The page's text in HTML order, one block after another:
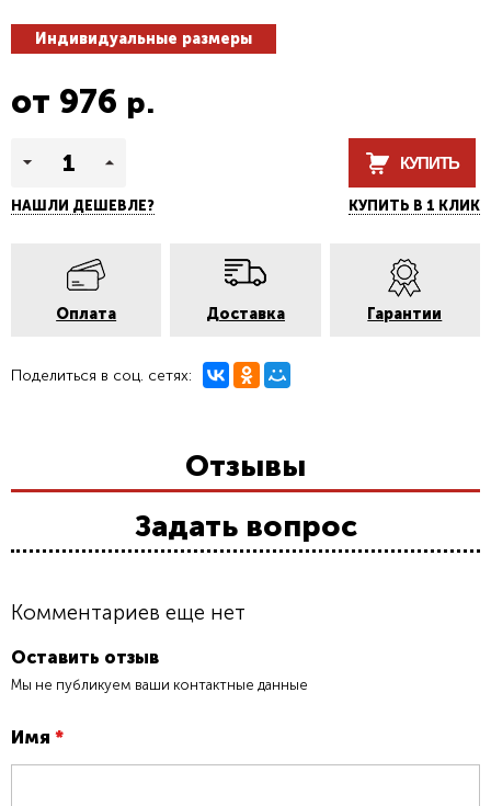
Индивидуальные размеры
от 976 р.
НАШЛИ ДЕШЕВЛЕ?
КУПИТЬ
КУПИТЬ В 1 КЛИК
Оплата Доставка Гарантии
Поделиться в соц. сетях:
Отзывы
Задать вопрос
Комментариев еще нет
Оставить отзыв
Мы не публикуем ваши контактные данные
Имя *